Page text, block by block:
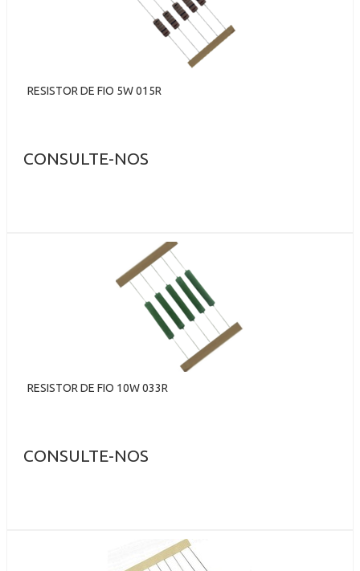
RESISTOR DE FIO 5W 015R
CONSULTE-NOS
RESISTOR DE FIO 10W 033R
CONSULTE-NOS